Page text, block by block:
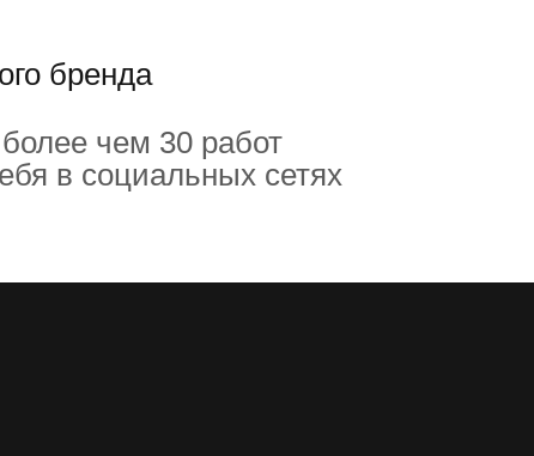
бренда
чем 30 работ
в социальных сетях